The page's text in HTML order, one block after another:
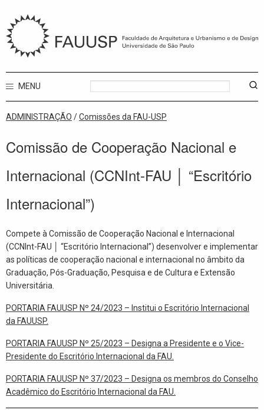
MENU
ADMINISTRAÇÃO /Comissões da FAU-USP
Comissão de Cooperação Nacional e
Internacional (CCNInt-FAU │ “Escritório
Internacional”)
Compete à Comissão de Cooperação Nacional e Internacional
(CCNInt-FAU │ “Escritório Internacional”) desenvolver e implementar
as políticas de cooperação nacional e internacional no âmbito da
Graduação, Pós-Graduação, Pesquisa e de Cultura e Extensão
Universitária.
PORTARIA FAUUSP Nº 24/2023 – Institui o Escritório Internacional
da FAUUSP.
PORTARIA FAUUSP Nº 25/2023 – Designa a Presidente e o Vice-
Presidente do Escritório Internacional da FAU.
PORTARIA FAUUSP Nº 37/2023 – Designa os membros do Conselho
Acadêmico do Escritório Internacional da FAU.